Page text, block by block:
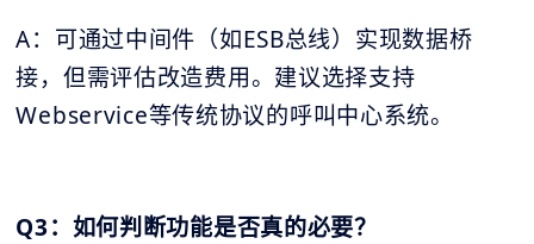
A：可通过中间件（如ESB总线）实现数据桥
接，但需评估改造费用。建议选择支持
Webservice等传统协议的呼叫中心系统。
Q3：如何判断功能是否真的必要？